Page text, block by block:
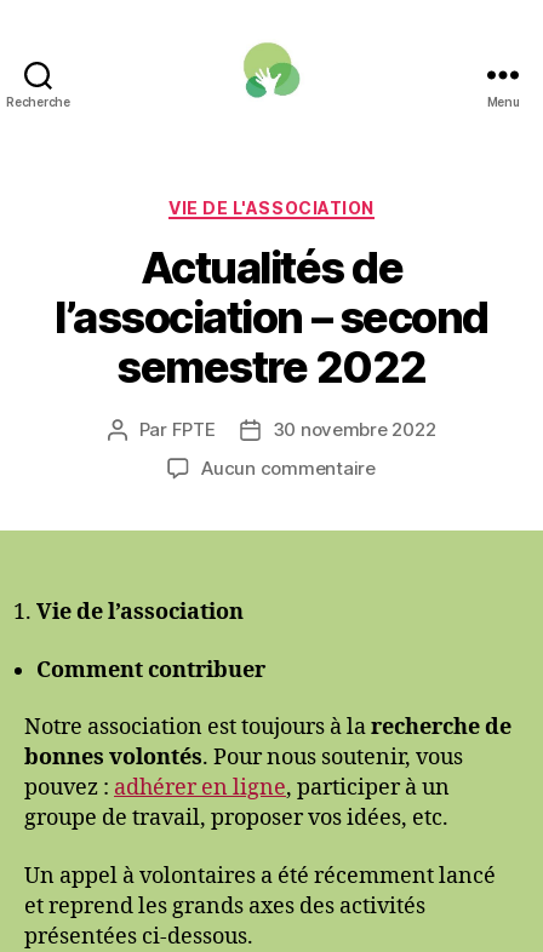
Recherche
pour
transition
écologique
Menu
Catégories
VIE DE L'ASSOCIATION
Actualités de
l’association – second
semestre 2022
Auteur
l’article
Par FPTE
Date30 novembre 2022
Aucun commentairesur
Vie de l’association
Comment contribuer
Notre association est toujours à larecherche de
bonnes volontés. Pour nous soutenir, vous
pouvez : adhérer en ligne, participer à un
groupe de travail, proposer vos idées, etc.
Un appel à volontaires a été récemment lancé
et reprend les grands axes des activités
présentées ci-dessous.